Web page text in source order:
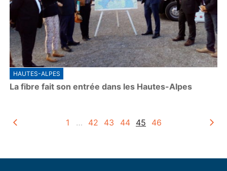
HAUTES-ALPES
La fibre fait son entrée dans les Hautes-Alpes
1 … 42 43 44 45 46